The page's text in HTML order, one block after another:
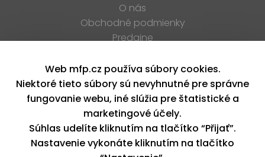
O nás
Obchodné podmienky
Predajne
K stiahnutiu
Blog
Kontakt
Kariéra
XML feed
Web mfp.cz používa súbory cookies.
Niektoré tieto súbory sú nevyhnutné pre správne
fungovanie webu, iné slúžia pre štatistické a
marketingové účely.
Súhlas udelíte kliknutím na tlačítko “Přijať”.
Nastavenie vykonáte kliknutím na tlačítko